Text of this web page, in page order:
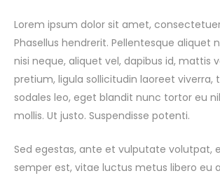
Lorem ipsum dolor sit amet,
Phasellus hendrerit. Pellentesque aliquet
nisi neque, aliquet vel, dapibus id, mattis
pretium, ligula sollicitudin laoreet viverra,
sodales leo, eget blandit nunc tortor eu
mollis. Ut justo. Suspendisse potenti.
Sed egestas, ante et vulputate volutpat,
semper est, vitae luctus metus libero eu